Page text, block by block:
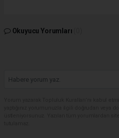
Okuyucu Yorumları